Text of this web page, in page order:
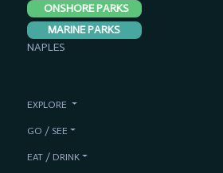
ONSHORE PARKS
MARINE PARKS
NAPLES
EXPLORE
GO / SEE
EAT / DRINK